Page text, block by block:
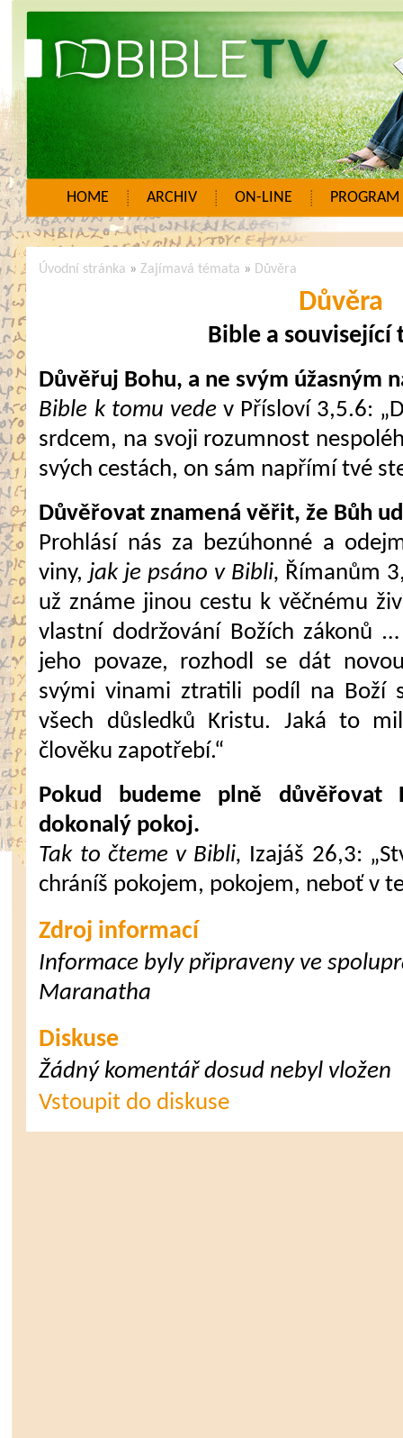
HOME ARCHIV ON-LINE PROGRAM
Úvodní stránka »Zajímavá témata » Důvěra
Důvěra
Bible a související
Důvěřuj Bohu, a ne svým úžasným
Bible k tomu vede v Přísloví 3,5.6:
srdcem, na svoji rozumnost
svých cestách, on sám napřímí tvé
Důvěřovat znamená věřit, že Bůh
Prohlásí nás za bezúhonné a
viny, jak je psáno v Bibli, Římanům
už známe jinou cestu k věčnému
vlastní dodržování Božích zákonů
jeho povaze, rozhodl se dát
svými vinami ztratili podíl na Boží
všech důsledků Kristu. Jaká to
člověku zapotřebí.“
Pokud budeme plně důvěřovat
dokonalý pokoj.
Tak to čteme v Bibli, Izajáš 26,3:
chráníš pokojem, pokojem, neboť v
Zdroj informací
Informace byly připraveny ve
Maranatha
Diskuse
Žádný komentář dosud nebyl vložen
Vstoupit do diskuse